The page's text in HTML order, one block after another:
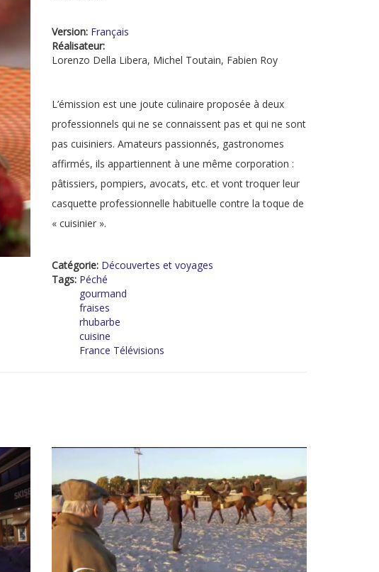
Version: Français
Réalisateur:
Lorenzo Della Libera, Michel Toutain, Fabien Roy
L’émission est une joute culinaire proposée à deux
professionnels qui ne se connaissent pas et qui ne sont
pas cuisiniers. Amateurs passionnés, gastronomes
affirmés, ils appartiennent à une même corporation :
pâtissiers, pompiers, avocats, etc. et vont troquer leur
casquette professionnelle habituelle contre la toque de
« cuisinier ».
Catégorie: Découvertes et voyages
Tags: Péché
gourmand
fraises
rhubarbe
cuisine
France Télévisions